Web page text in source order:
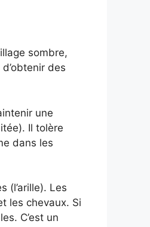
sombre,
des
une
Il tolère
dans les
(l’arille). Les
les chevaux. Si
C’est un